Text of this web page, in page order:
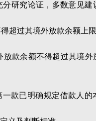
研究论证，多数意见建
过其境外放款余额上限
款余额不得超过其境外
款已明确规定借款人的